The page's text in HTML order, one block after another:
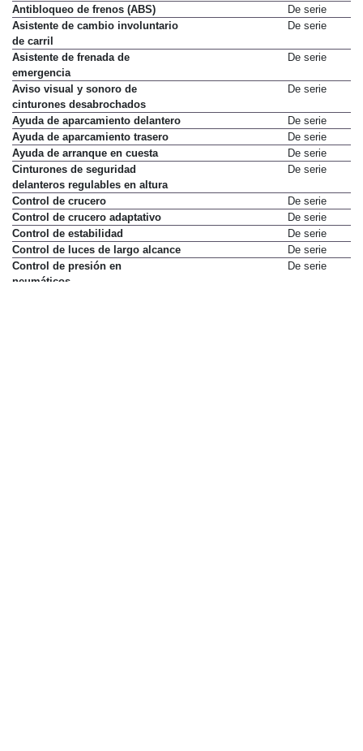
Antibloqueo de frenos (ABS)
De serie
Asistente de cambio involuntario
de carril
De serie
Asistente de frenada de
emergencia
De serie
Aviso visual y sonoro de
cinturones desabrochados
De serie
Ayuda de aparcamiento delantero
De serie
Ayuda de aparcamiento trasero
De serie
Ayuda de arranque en cuesta
De serie
Cinturones de seguridad
delanteros regulables en altura
De serie
Control de crucero
De serie
Control de crucero adaptativo
De serie
Control de estabilidad
De serie
Control de luces de largo alcance
De serie
Control de presión en
neumáticos
De serie